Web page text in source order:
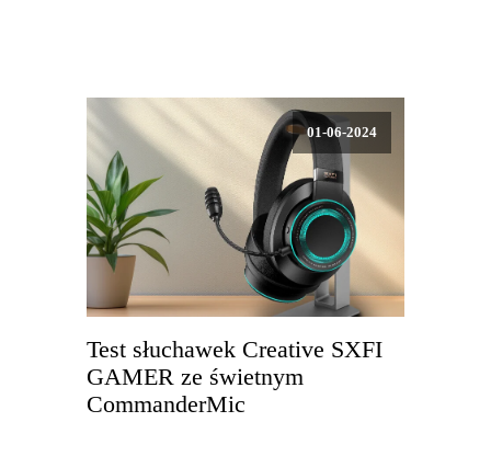
01-06-2024
Test słuchawek Creative SXFI
GAMER ze świetnym
CommanderMic